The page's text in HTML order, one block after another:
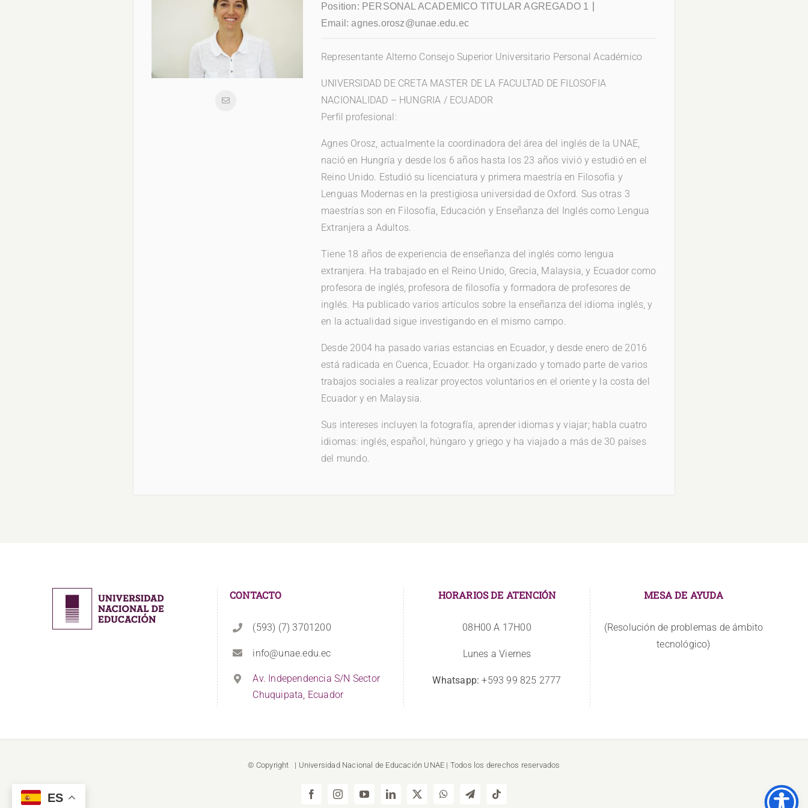
Position: PERSONAL ACADEMICO TITULAR AGREGADO 1
Email:agnes.orosz@unae.edu.ec
Representante Alterno Consejo Superior Universitario Personal Académico
UNIVERSIDAD DE CRETA MASTER DE LA FACULTAD DE FILOSOFIA
NACIONALIDAD – HUNGRIA / ECUADOR
Perfil profesional:
Agnes Orosz, actualmente la coordinadora del área del inglés de la UNAE,
nació en Hungría y desde los 6 años hasta los 23 años vivió y estudió en el
Reino Unido. Estudió su licenciatura y primera maestría en Filosofia y
Lenguas Modernas en la prestigiosa universidad de Oxford. Sus otras 3
maestrías son en Filosofía, Educación y Enseñanza del Inglés como Lengua
Extranjera a Adultos.
Tiene 18 años de experiencia de enseñanza del inglés como lengua
extranjera. Ha trabajado en el Reino Unido, Grecia, Malaysia, y Ecuador como
profesora de inglés, profesora de filosofía y formadora de profesores de
inglés. Ha publicado varios artículos sobre la enseñanza del idioma inglés, y
en la actualidad sigue investigando en el mismo campo.
Desde 2004 ha pasado varias estancias en Ecuador, y desde enero de 2016
está radicada en Cuenca, Ecuador. Ha organizado y tomado parte de varios
trabajos sociales a realizar proyectos voluntarios en el oriente y la costa del
Ecuador y en Malaysia.
Sus intereses incluyen la fotografía, aprender idiomas y viajar; habla cuatro
idiomas: inglés, español, húngaro y griego y ha viajado a más de 30 países
del mundo.
CONTACTO
(593) (7) 3701200
info@unae.edu.ec
Av. Independencia S/N Sector
Chuquipata, Ecuador
HORARIOS DE ATENCIÓN
08H00 A 17H00
Lunes a Viernes
Whatsapp: +593 99 825 2777
MESA DE AYUDA
(Resolución de problemas de ámbito
tecnológico)
© Copyright | Universidad Nacional de Educación UNAE | Todos los derechos reservados
FacebookInstagramYouTubeLinkedIn
X WhatsAppTelegramTiktok
ES